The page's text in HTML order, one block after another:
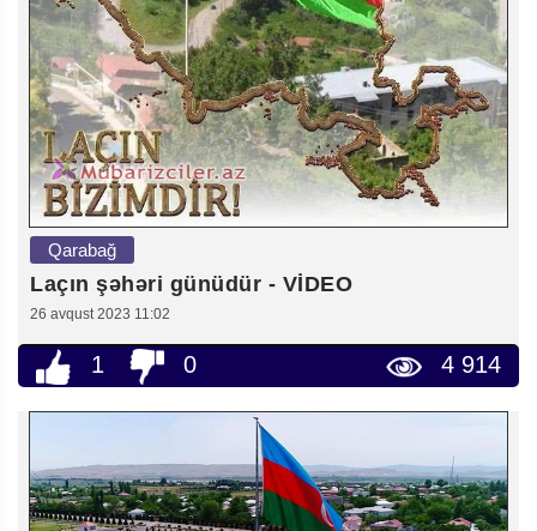
Qarabağ
Laçın şəhəri günüdür - VİDEO
26 avqust 2023 11:02
1 0 4 914